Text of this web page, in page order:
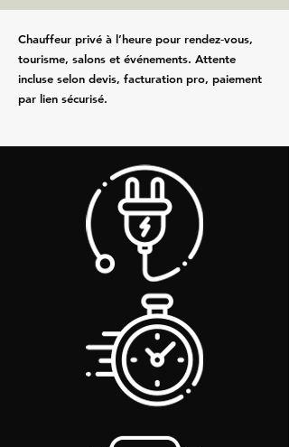
Chauffeur privé à l’heure pour rendez‑vous,
tourisme, salons et événements. Attente
incluse selon devis, facturation pro, paiement
par lien sécurisé.